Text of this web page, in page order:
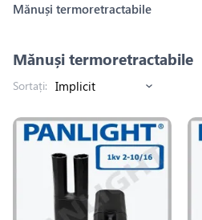
Mănuși termoretractabile
Mănuși termoretractabile
Sortați: